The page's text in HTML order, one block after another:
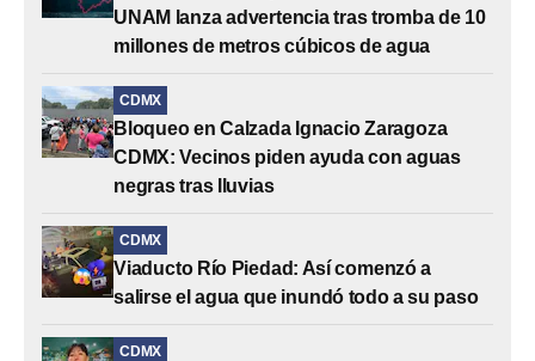
UNAM lanza advertencia tras tromba de 10
millones de metros cúbicos de agua
CDMX
Bloqueo en Calzada Ignacio Zaragoza
CDMX: Vecinos piden ayuda con aguas
negras tras lluvias
CDMX
Viaducto Río Piedad: Así comenzó a
salirse el agua que inundó todo a su paso
CDMX